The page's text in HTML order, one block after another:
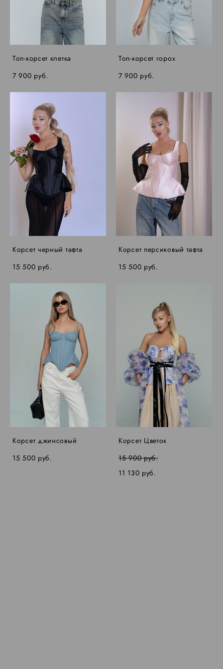
Топ-корсет клетка
7 900 pуб.
Топ-корсет горох
7 900 pуб.
Корсет черный тафта
15 500 pуб.
Корсет персиковый тафта
15 500 pуб.
Корсет джинсовый
15 500 pуб.
Корсет Цветок
15 900 pуб.
11 130 pуб.